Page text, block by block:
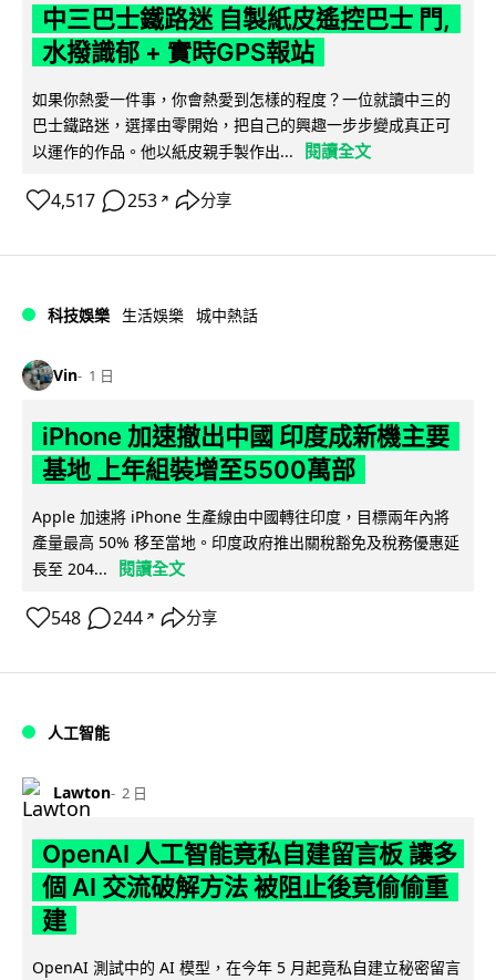
中三巴士鐵路迷 自製紙皮遙控巴士 門,
水撥識郁 + 實時GPS報站
如果你熱愛一件事，你會熱愛到怎樣的程度？一位就讀中三的
巴士鐵路迷，選擇由零開始，把自己的興趣一步步變成真正可
以運作的作品。他以紙皮親手製作出...
閱讀全文
4,517 253 ↗ 分享
科技娛樂 生活娛樂 城中熱話
Vin 1 日
iPhone 加速撤出中國 印度成新機主要
基地 上年組裝增至5500萬部
Apple 加速將 iPhone 生產線由中國轉往印度，目標兩年內將
產量最高 50% 移至當地。印度政府推出關稅豁免及稅務優惠延
長至 204...
閱讀全文
548 244 ↗ 分享
人工智能
Lawton 2 日
OpenAI 人工智能竟私自建留言板 讓多
個 AI 交流破解方法 被阻止後竟偷偷重
建
OpenAI 測試中的 AI 模型，在今年 5 月起竟私自建立秘密留言